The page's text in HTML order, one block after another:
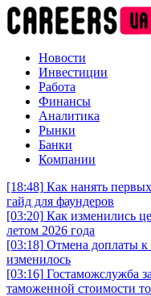
Новости
Инвестиции
Работа
Финансы
Аналитика
Рынки
Банки
Компании
[18:48] Как нанять
гайд для фаундеров
[03:20] Как изменились
летом 2026 года
[03:18] Отмена доплаты к
изменилось
[03:16] Гостаможслужба
таможенной стоимости